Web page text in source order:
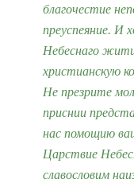
благочестие
преуспеяние. И
Небеснаго
христианскую
Не презрите
приснии
нас помощию
Царствие
славословим